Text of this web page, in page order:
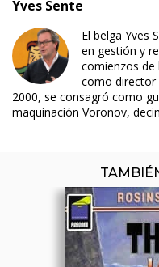
Yves Sente
El belga Yves
en gestión y
comienzos de
como director
2000, se consagró como
maquinación Voronov,